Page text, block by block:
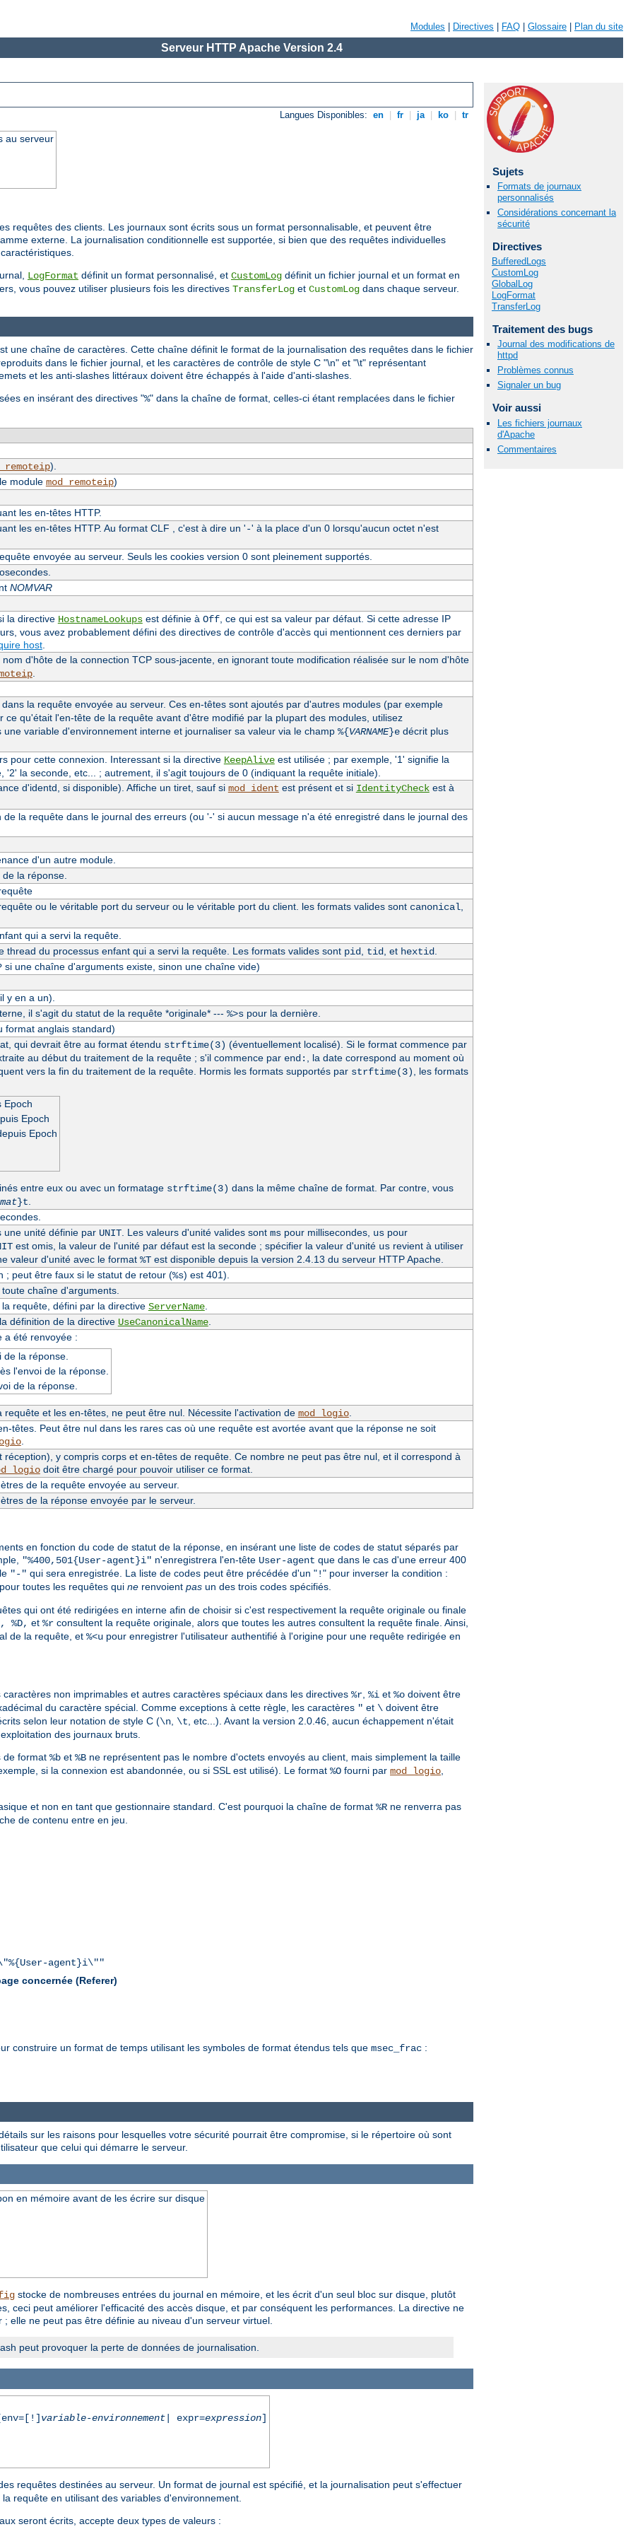
Modules Directives FAQ Glossaire Plan du site
Serveur HTTP Apache Version 2.4
Langues Disponibles: en fr ja ko tr
au serveur
requêtes des clients. Les journaux sont écrits sous un format personnalisable, et peuvent être
externe. La journalisation conditionnelle est supportée, si bien que des requêtes individuelles
LogFormat définit un format personnalisé, et CustomLog définit un fichier journal et un format en
vous pouvez utiliser plusieurs fois les directives TransferLog et CustomLog dans chaque serveur.
Sujets
Formats de journaux
personnalisés
Considérations concernant la
sécurité
Directives
BufferedLogs
CustomLog
GlobalLog
LogFormat
TransferLog
Traitement des bugs
Journal des modifications de
httpd
Problèmes connus
Signaler un bug
Voir aussi
Les fichiers journaux
d'Apache
Commentaires
une chaîne de caractères. Cette chaîne définit le format de la journalisation des requêtes dans le fichier
dans le fichier journal, et les caractères de contrôle de style C "\n" et "\t" représentant
et les anti-slashes littéraux doivent être échappés à l'aide d'anti-slashes.
en insérant des directives "%" dans la chaîne de format, celles-ci étant remplacées dans le fichier
).
module mod_remoteip)
les en-têtes HTTP.
les en-têtes HTTP. Au format CLF , c'est à dire un '-' à la place d'un 0 lorsqu'aucun octet n'est
envoyée au serveur. Seuls les cookies version 0 sont pleinement supportés.
NOMVAR
la directive HostnameLookupsest définie à Off, ce qui est sa valeur par défaut. Si cette adresse IP
vous avez probablement défini des directives de contrôle d'accès qui mentionnent ces derniers par
host.
d'hôte de la connection TCP sous-jacente, en ignorant toute modification réalisée sur le nom d'hôte
.
la requête envoyée au serveur. Ces en-têtes sont ajoutés par d'autres modules (par exemple
ce qu'était l'en-tête de la requête avant d'être modifié par la plupart des modules, utilisez
variable d'environnement interne et journaliser sa valeur via le champ %{VARNAME}edécrit plus
pour cette connexion. Interessant si la directive KeepAliveest utilisée ; par exemple, '1' signifie la
la seconde, etc... ; autrement, il s'agit toujours de 0 (indiquant la requête initiale).
d'identd, si disponible). Affiche un tiret, sauf si mod_ident est présent et si IdentityCheckest à
la requête dans le journal des erreurs (ou '-' si aucun message n'a été enregistré dans le journal des
d'un autre module.
de la réponse.
ou le véritable port du serveur ou le véritable port du client. les formats valides sont canonical
qui a servi la requête.
thread du processus enfant qui a servi la requête. Les formats valides sont pid, tid, et hextid.
si une chaîne d'arguments existe, sinon une chaîne vide)
y en a un).
il s'agit du statut de la requête *originale* --- %>spour la dernière.
format anglais standard)
qui devrait être au format étendu strftime(3) (éventuellement localisé). Si le format commence par
au début du traitement de la requête ; s'il commence par end:
, la date correspond au moment où
vers la fin du traitement de la requête. Hormis les formats supportés par strftime(3) , les formats
Epoch
Epoch
Epoch
entre eux ou avec un formatage strftime(3) dans la même chaîne de format. Par contre, vous
}t
une unité définie par UNIT. Les valeurs d'unité valides sont mspour millisecondes, uspour
est omis, la valeur de l'unité par défaut est la seconde ; spécifier la valeur d'unité usrevient à utiliser
valeur d'unité avec le format %Test disponible depuis la version 2.4.13 du serveur HTTP Apache.
; peut être faux si le statut de retour (%s) est 401).
chaîne d'arguments.
requête, défini par la directive ServerName.
définition de la directive UseCanonicalName.
a été renvoyée :
la réponse.
l'envoi de la réponse.
de la réponse.
et les en-têtes, ne peut être nul. Nécessite l'activation de mod_logio.
têtes. Peut être nul dans les rares cas où une requête est avortée avant que la réponse ne soit
.
y compris corps et en-têtes de requête. Ce nombre ne peut pas être nul, et il correspond à
doit être chargé pour pouvoir utiliser ce format.
de la requête envoyée au serveur.
de la réponse envoyée par le serveur.
en fonction du code de statut de la réponse, en insérant une liste de codes de statut séparés par
"%400,501{User-agent}i" n'enregistrera l'en-tête User-agent que dans le cas d'une erreur 400
"-" qui sera enregistrée. La liste de codes peut être précédée d'un "!" pour inverser la condition :
toutes les requêtes qui ne renvoient pas un des trois codes spécifiés.
qui ont été redirigées en interne afin de choisir si c'est respectivement la requête originale ou finale
%D, et %r consultent la requête originale, alors que toutes les autres consultent la requête finale. Ainsi,
de la requête, et %<u pour enregistrer l'utilisateur authentifié à l'origine pour une requête redirigée en
non imprimables et autres caractères spéciaux dans les directives %r, %i et %o doivent être
du caractère spécial. Comme exceptions à cette règle, les caractères " et \ doivent être
selon leur notation de style C (\n, \t, etc...). Avant la version 2.0.46, aucun échappement n'était
des journaux bruts.
de format %b et %B ne représentent pas le nombre d'octets envoyés au client, mais simplement la taille
si la connexion est abandonnée, ou si SSL est utilisé). Le format %O fourni par mod_logio,
et non en tant que gestionnaire standard. C'est pourquoi la chaîne de format %R ne renverra pas
de contenu entre en jeu.
agent}i\""
concernée (Referer)
construire un format de temps utilisant les symboles de format étendus tels que msec_frac :
sur les raisons pour lesquelles votre sécurité pourrait être compromise, si le répertoire où sont
que celui qui démarre le serveur.
en mémoire avant de les écrire sur disque
stocke de nombreuses entrées du journal en mémoire, et les écrit d'un seul bloc sur disque, plutôt
ceci peut améliorer l'efficacité des accès disque, et par conséquent les performances. La directive ne
elle ne peut pas être définie au niveau d'un serveur virtuel.
peut provoquer la perte de données de journalisation.
variable-environnement| expr=expression]
requêtes destinées au serveur. Un format de journal est spécifié, et la journalisation peut s'effectuer
requête en utilisant des variables d'environnement.
seront écrits, accepte deux types de valeurs :